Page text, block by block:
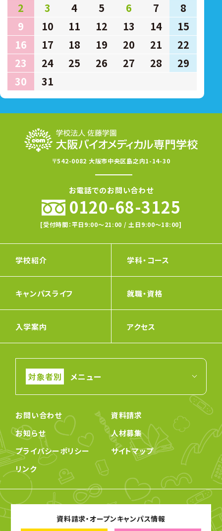
2
3 4 5 6 7
8
9
10 11 12 13 14
15
16
17 18 19 20 21
22
23
24 25 26 27 28
29
30
31
〒542-0082 大阪市中央区島之内1-14-30
お電話でのお問い合わせ
0120-68-3125
[受付時間：平日9:00〜21:00 / 土日9:00〜18:00]
学校紹介 学科・コース
キャンパスライフ 就職・資格
入学案内 アクセス
メニュー
お問い合わせ
資料請求
お知らせ
人材募集
プライバシーポリシー
サイトマップ
リンク
資料請求・オープンキャンパス情報